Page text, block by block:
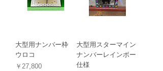
大型用ナンバー枠
ウロコ
価格
￥27,800
大型用スターマイン
ナンバーレインボー
仕様